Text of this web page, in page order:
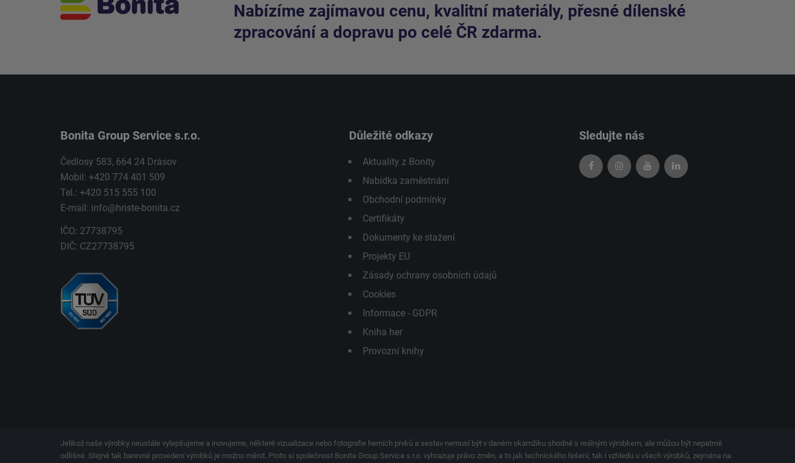
Nabízíme zajímavou cenu, kvalitní materiály, přesné dílenské
zpracování a dopravu po celé ČR zdarma.
Bonita Group Service s.r.o.
Čedlosy 583, 664 24 Drásov
Mobil: +420 774 401 509
Tel.: +420 515 555 100
E-mail: info@hriste-bonita.cz
IČO: 27738795
DIČ: CZ27738795
Důležité odkazy
Aktuality z Bonity
Nabídka zaměstnání
Obchodní podmínky
Certifikáty
Dokumenty ke stažení
Projekty EU
Zásady ochrany osobních údajů
Cookies
Informace - GDPR
Kniha her
Provozní knihy
Sledujte nás
Jelikož naše výrobky neustále vylepšujeme a inovujeme, některé vizualizace nebo fotografie herních prvků a sestav nemusí být v daném okamžiku shodné s reálným výrobkem, ale můžou být nepatrně
odlišné. Stejně tak barevné provedení výrobků je možno měnit. Proto si společnost Bonita Group Service s.r.o. vyhrazuje právo změn, a to jak technického řešení, tak i vzhledu u všech výrobků, zejména na